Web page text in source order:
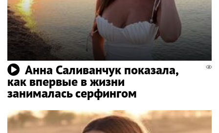
Анна Саливанчук показала,
как впервые в жизни
занималась серфингом